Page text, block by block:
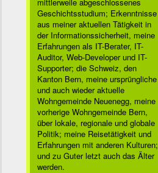
Geschichtsstudium; Erkenntnisse
aus meiner aktuellen Tätigkeit in
der Informationssicherheit, meine
Erfahrungen als IT-Berater, IT-
Auditor, Web-Developer und IT-
Supporter; die Schweiz, den
Kanton Bern, meine ursprüngliche
und auch wieder aktuelle
Wohngemeinde Neuenegg, meine
vorherige Wohngemeinde Bern,
über lokale, regionale und globale
Politik; meine Reisetätigkeit und
Erfahrungen mit anderen Kulturen;
und zu Guter letzt auch das Älter
werden.